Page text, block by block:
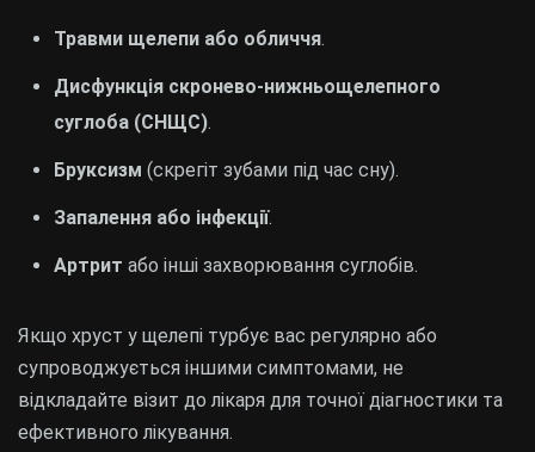
Травми щелепи або обличчя.
Дисфункція скронево-нижньощелепного
суглоба (СНЩС).
Бруксизм (скрегіт зубами під час сну).
Запалення або інфекції.
Артрит або інші захворювання суглобів.
Якщо хруст у щелепі турбує вас регулярно або
супроводжується іншими симптомами, не
відкладайте візит до лікаря для точної діагностики та
ефективного лікування.